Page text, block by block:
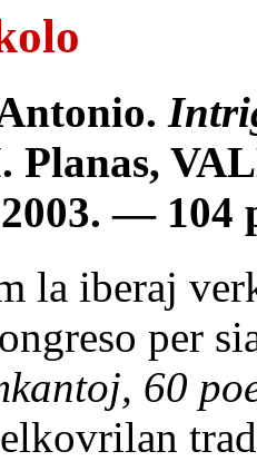
Planas,
— 104
la iberaj
per
60